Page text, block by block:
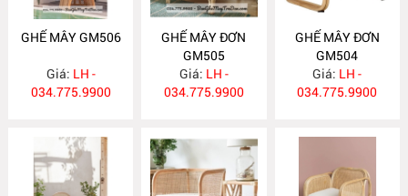
GHẾ MÂY GM506
Giá: LH -
034.775.9900
GHẾ MÂY ĐƠN
GM505
Giá: LH -
034.775.9900
GHẾ MÂY ĐƠN
GM504
Giá: LH -
034.775.9900